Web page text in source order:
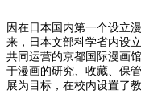
因在日本国内第一个设立
来，日本文部科学省内设
共同运营的京都国际漫画
于漫画的研究、收藏、保
展为目标，在校内设置了